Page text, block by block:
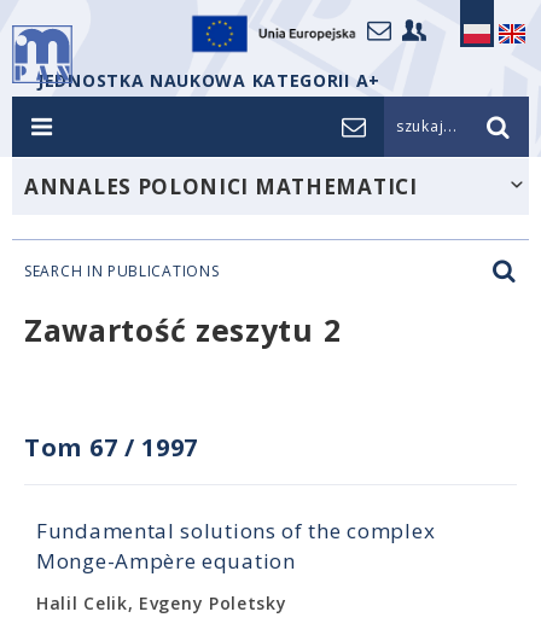
JEDNOSTKA NAUKOWA KATEGORII A+
szukaj...
ANNALES POLONICI MATHEMATICI
SEARCH IN PUBLICATIONS
Zawartość zeszytu 2
Tom 67 / 1997
Fundamental solutions of the complex
Monge-Ampère equation
Halil Celik, Evgeny Poletsky